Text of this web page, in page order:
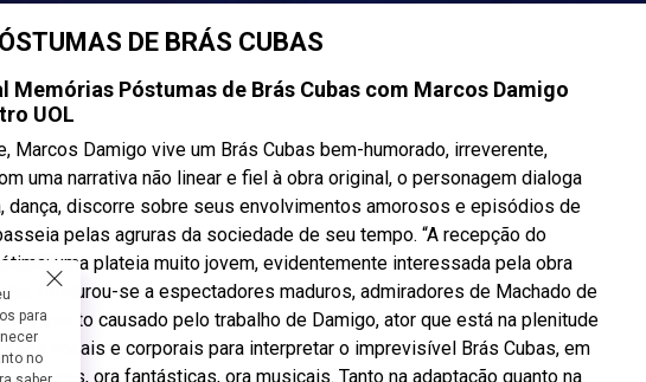
DE BRÁS CUBAS
Memórias Póstumas de Brás Cubas com Marcos Damigo
UOL
Marcos Damigo vive um Brás Cubas bem-humorado, irreverente,
uma narrativa não linear e fiel à obra original, o personagem dialoga
dança, discorre sobre seus envolvimentos amorosos e episódios de
pelas agruras da sociedade de seu tempo. “A recepção do
uma plateia muito jovem, evidentemente interessada pela obra
misturou-se a espectadores maduros, admiradores de Machado de
o impacto causado pelo trabalho de Damigo, ator que está na plenitude
vocais e corporais para interpretar o imprevisível Brás Cubas, em
cômicas, ora fantásticas, ora musicais. Tanto na adaptação quanto na
para
no